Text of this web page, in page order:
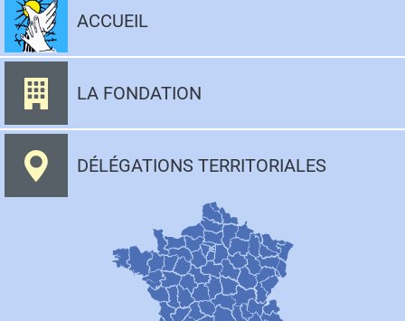
contenu
ACCUEIL
LA FONDATION
DÉLÉGATIONS TERRITORIALES